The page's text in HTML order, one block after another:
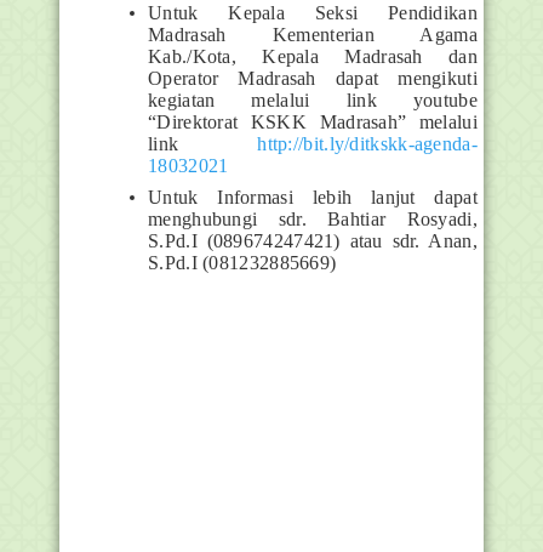
Untuk Kepala Seksi Pendidikan
Madrasah Kementerian Agama
Kab./Kota, KepalaMadrasah dan
Operator Madrasah dapat mengikuti
kegiatan melalui link youtube
“Direktorat KSKK Madrasah” melalui
link
http://bit.ly/ditkskk-agenda-
18032021
Untuk Informasi lebih lanjut dapat
menghubungi sdr. Bahtiar Rosyadi,
S.Pd.I (089674247421) atau sdr. Anan,
S.Pd.I (081232885669)